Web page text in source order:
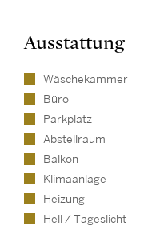
Ausstattung
Wäschekammer
Büro
Parkplatz
Abstellraum
Balkon
Klimaanlage
Heizung
Hell / Tageslicht